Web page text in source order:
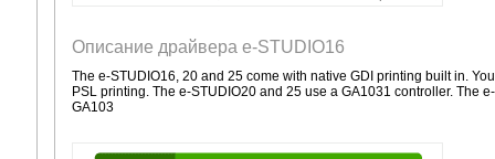
Описание драйвера e-STUDIO16
The e-STUDIO16, 20 and 25 come with native GDI printing built in.
PSL printing. The e-STUDIO20 and 25 use a GA1031 controller. The
GA103